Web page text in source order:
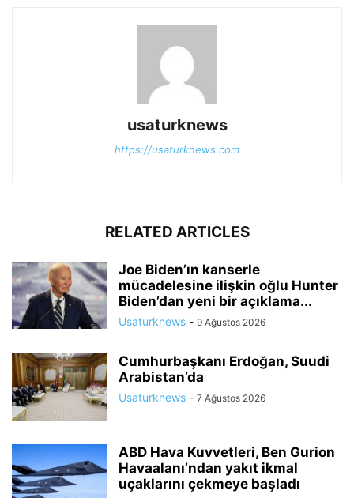
usaturknews
https://usaturknews.com
RELATED ARTICLES
Joe Biden’ın kanserle
mücadelesine ilişkin oğlu Hunter
Biden’dan yeni bir açıklama...
Usaturknews - 9 Ağustos 2026
Cumhurbaşkanı Erdoğan, Suudi
Arabistan’da
Usaturknews - 7 Ağustos 2026
ABD Hava Kuvvetleri, Ben Gurion
Havaalanı’ndan yakıt ikmal
uçaklarını çekmeye başladı